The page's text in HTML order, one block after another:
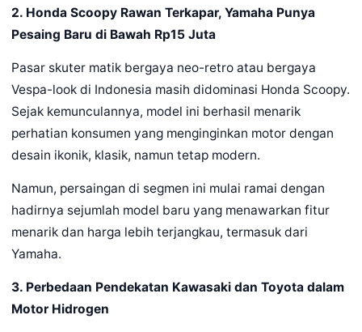
2. Honda Scoopy Rawan Terkapar, Yamaha Punya
Pesaing Baru di Bawah Rp15 Juta
Pasar skuter matik bergaya neo-retro atau bergaya
Vespa-look di Indonesia masih didominasi Honda Scoopy.
Sejak kemunculannya, model ini berhasil menarik
perhatian konsumen yang menginginkan motor dengan
desain ikonik, klasik, namun tetap modern.
Namun, persaingan di segmen ini mulai ramai dengan
hadirnya sejumlah model baru yang menawarkan fitur
menarik dan harga lebih terjangkau, termasuk dari
Yamaha.
3. Perbedaan Pendekatan Kawasaki dan Toyota dalam
Motor Hidrogen